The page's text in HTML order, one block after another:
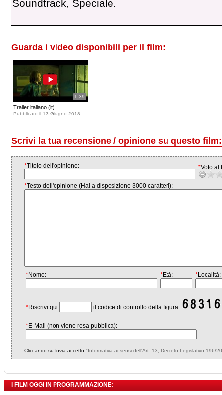
Soundtrack, Speciale.
Guarda i video disponibili per il film:
1:39
Trailer italiano (it)
Pubblicato il 13 Giugno 2018
Scrivi la tua recensione / opinione su questo
*Titolo dell'opinione: *Voto al
*Testo dell'opinione (Hai a disposizione 3000 caratteri):
*Nome: *Età: *Località:
*Riscrivi qui il codice di controllo della figura:
*E-Mail (non viene resa pubblica):
Cliccando su Invia accetto "Informativa ai sensi dell'Art. 13, Decreto Legislativo 196/
I FILM OGGI IN PROGRAMMAZIONE: